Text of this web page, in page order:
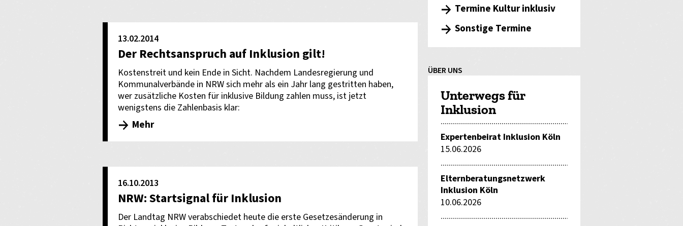
13.02.2014
Der Rechtsanspruch auf Inklusion gilt!
Kostenstreit und kein Ende in Sicht. Nachdem Landesregierung und
Kommunalverbände in NRW sich mehr als ein Jahr lang gestritten haben,
wer zusätzliche Kosten für inklusive Bildung zahlen muss, ist jetzt
wenigstens die Zahlenbasis klar:
Mehr
16.10.2013
NRW: Startsignal für Inklusion
Der Landtag NRW verabschiedet heute die erste Gesetzesänderung in
Termine Kultur inklusiv
Sonstige Termine
ÜBER UNS
Unterwegs für
Inklusion
Expertenbeirat Inklusion Köln
15.06.2026
Elternberatungsnetzwerk
Inklusion Köln
10.06.2026